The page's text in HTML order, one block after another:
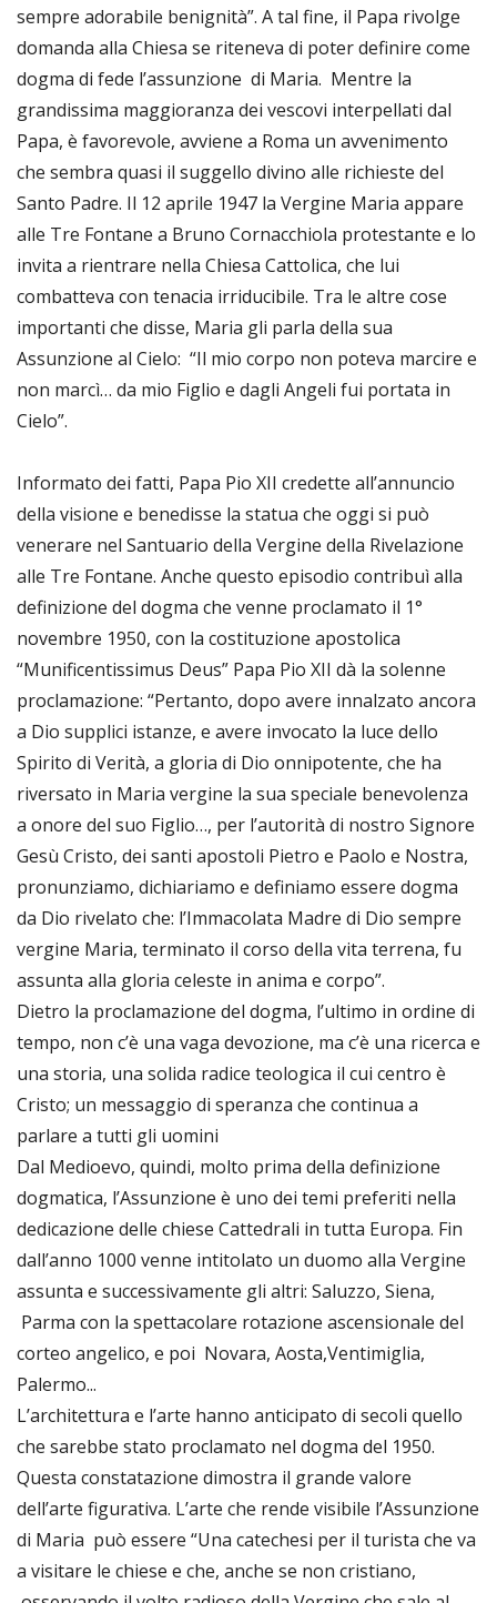
sempre adorabile benignità”. A tal fine, il Papa rivolge
domanda alla Chiesa se riteneva di poter definire come
dogma di fede l’assunzione di Maria. Mentre la
grandissima maggioranza dei vescovi interpellati dal
Papa, è favorevole, avviene a Roma un avvenimento
che sembra quasi il suggello divino alle richieste del
Santo Padre. Il 12 aprile 1947 la Vergine Maria appare
alle Tre Fontane a Bruno Cornacchiola protestante e lo
invita a rientrare nella Chiesa Cattolica, che lui
combatteva con tenacia irriducibile. Tra le altre cose
importanti che disse, Maria gli parla della sua
Assunzione al Cielo: “Il mio corpo non poteva marcire e
non marcì… da mio Figlio e dagli Angeli fui portata in
Cielo”.
Informato dei fatti, Papa Pio XII credette all’annuncio
della visione e benedisse la statua che oggi si può
venerare nel Santuario della Vergine della Rivelazione
alle Tre Fontane. Anche questo episodio contribuì alla
definizione del dogma che venne proclamato il 1°
novembre 1950, con la costituzione apostolica
“Munificentissimus Deus” Papa Pio XII dà la solenne
proclamazione: “Pertanto, dopo avere innalzato ancora
a Dio supplici istanze, e avere invocato la luce dello
Spirito di Verità, a gloria di Dio onnipotente, che ha
riversato in Maria vergine la sua speciale benevolenza
a onore del suo Figlio…, per l’autorità di nostro Signore
Gesù Cristo, dei santi apostoli Pietro e Paolo e Nostra,
pronunziamo, dichiariamo e definiamo essere dogma
da Dio rivelato che: l’Immacolata Madre di Dio sempre
vergine Maria, terminato il corso della vita terrena, fu
assunta alla gloria celeste in anima e corpo”.
Dietro la proclamazione del dogma, l’ultimo in ordine di
tempo, non c’è una vaga devozione, ma c’è una ricerca e
una storia, una solida radice teologica il cui centro è
Cristo; un messaggio di speranza che continua a
parlare a tutti gli uomini
Dal Medioevo, quindi, molto prima della definizione
dogmatica, l’Assunzione è uno dei temi preferiti nella
dedicazione delle chiese Cattedrali in tutta Europa. Fin
dall’anno 1000 venne intitolato un duomo alla Vergine
assunta e successivamente gli altri: Saluzzo, Siena,
Parma con la spettacolare rotazione ascensionale del
corteo angelico, e poi Novara, Aosta,Ventimiglia,
Palermo...
L’architettura e l’arte hanno anticipato di secoli quello
che sarebbe stato proclamato nel dogma del 1950.
Questa constatazione dimostra il grande valore
dell’arte figurativa. L’arte che rende visibile l’Assunzione
di Maria può essere “Una catechesi per il turista che va
a visitare le chiese e che, anche se non cristiano,